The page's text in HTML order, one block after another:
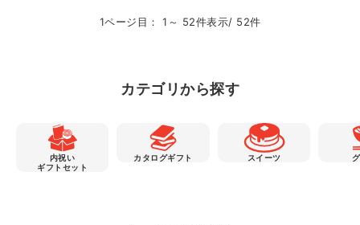
1ページ目： 1～ 52件表示/ 52件
カテゴリから探す
内祝い
ギフトセット
カタログギフト スイーツ